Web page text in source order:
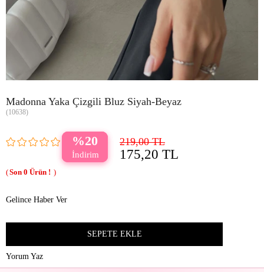
Madonna Yaka Çizgili Bluz Siyah-Beyaz
(10638)
20 219,00 TL
175,20 TL
0
Gelince Haber Ver
Yorum Yaz